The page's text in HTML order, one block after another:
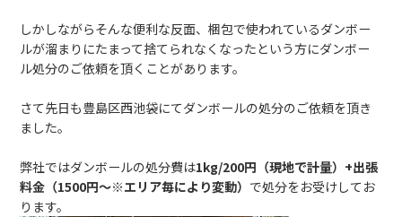
しかしながらそんな便利な反面、梱包で使われているダンボー
ルが溜まりにたまって捨てられなくなったという方にダンボー
ル処分のご依頼を頂くことがあります。
さて先日も豊島区西池袋にてダンボールの処分のご依頼を頂き
ました。
弊社ではダンボールの処分費は1kg/200円（現地で計量）+出張
料金（1500円～※エリア毎により変動） で処分をお受けしてお
ります。